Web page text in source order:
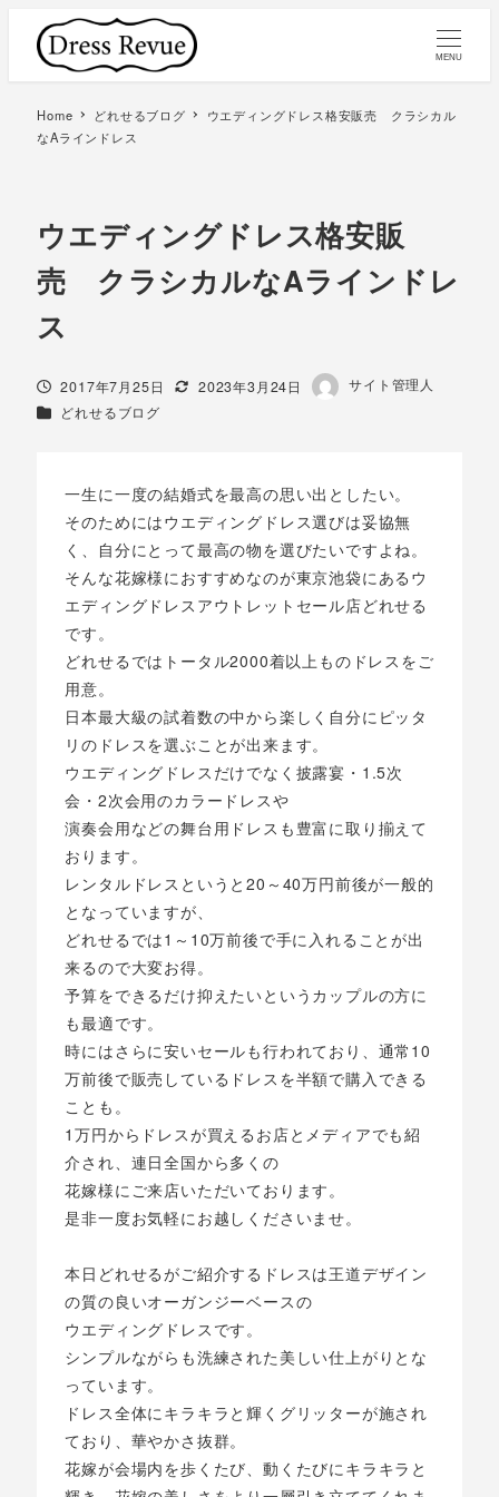
MENU
Home どれせるブログ
ウエディングドレス格安販売 クラシカル
なAラインドレス
ウエディングドレス格安販
売 クラシカルなAラインドレ
ス
投稿日
2017年7月25日 更新日
2023年3月24日
著
サイト管理人
カテゴリー
どれせるブログ
一生に一度の結婚式を最高の思い出としたい。
そのためにはウエディングドレス選びは妥協無
く、自分にとって最高の物を選びたいですよね。
そんな花嫁様におすすめなのが東京池袋にあるウ
エディングドレスアウトレットセール店どれせる
です。
どれせるではトータル2000着以上ものドレスをご
用意。
日本最大級の試着数の中から楽しく自分にピッタ
リのドレスを選ぶことが出来ます。
ウエディングドレスだけでなく披露宴・1.5次
会・2次会用のカラードレスや
演奏会用などの舞台用ドレスも豊富に取り揃えて
おります。
レンタルドレスというと20～40万円前後が一般的
となっていますが、
どれせるでは1～10万前後で手に入れることが出
来るので大変お得。
予算をできるだけ抑えたいというカップルの方に
も最適です。
時にはさらに安いセールも行われており、通常10
万前後で販売しているドレスを半額で購入できる
ことも。
1万円からドレスが買えるお店とメディアでも紹
介され、連日全国から多くの
花嫁様にご来店いただいております。
是非一度お気軽にお越しくださいませ。
本日どれせるがご紹介するドレスは王道デザイン
の質の良いオーガンジーベースの
ウエディングドレスです。
シンプルながらも洗練された美しい仕上がりとな
っています。
ドレス全体にキラキラと輝くグリッターが施され
ており、華やかさ抜群。
花嫁が会場内を歩くたび、動くたびにキラキラと